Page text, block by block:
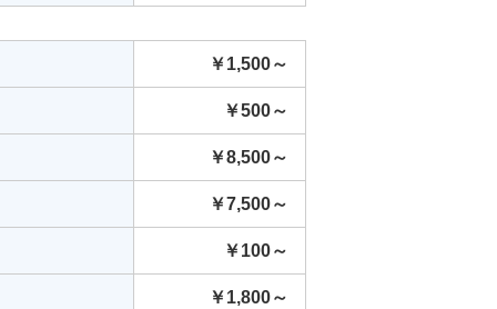
￥1,500～
￥500～
￥8,500～
￥7,500～
￥100～
￥1,800～